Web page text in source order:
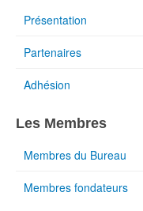
Présentation
Partenaires
Adhésion
Les Membres
Membres du Bureau
Membres fondateurs